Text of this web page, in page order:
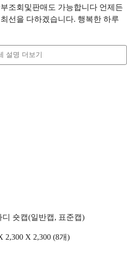
조회및판매도 가능합니다 언제든
선을 다하겠습니다. 행복한 하루
설명 더보기
숏캡(일반캡, 표준캡)
2,300 X 2,300 (8개)